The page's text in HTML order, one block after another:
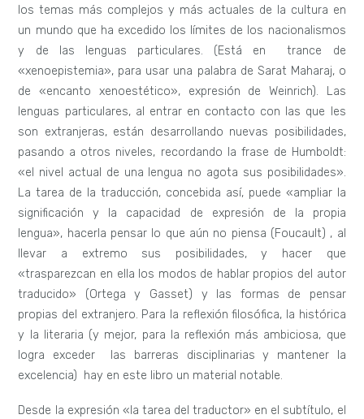
los temas más complejos y más actuales de la cultura en
un mundo que ha excedido los límites de los nacionalismos
y de las lenguas particulares. (Está en trance de
«xenoepistemia», para usar una palabra de Sarat Maharaj, o
de «encanto xenoestético», expresión de Weinrich). Las
lenguas particulares, al entrar en contacto con las que les
son extranjeras, están desarrollando nuevas posibilidades,
pasando a otros niveles, recordando la frase de Humboldt:
«el nivel actual de una lengua no agota sus posibilidades».
La tarea de la traducción, concebida así, puede «ampliar la
significación y la capacidad de expresión de la propia
lengua», hacerla pensar lo que aún no piensa (Foucault) , al
llevar a extremo sus posibilidades, y hacer que
«trasparezcan en ella los modos de hablar propios del autor
traducido» (Ortega y Gasset) y las formas de pensar
propias del extranjero. Para la reflexión filosófica, la histórica
y la literaria (y mejor, para la reflexión más ambiciosa, que
logra exceder las barreras disciplinarias y mantener la
excelencia) hay en este libro un material notable.
Desde la expresión «la tarea del traductor» en el subtítulo, el